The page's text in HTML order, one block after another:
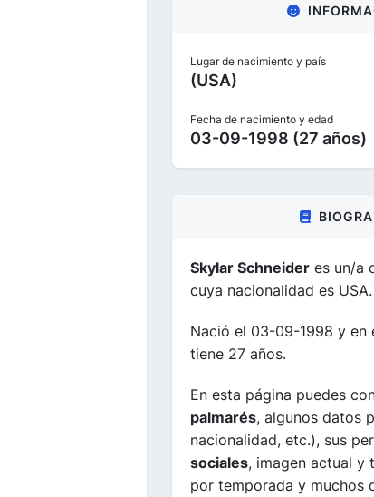
Lugar de nacimiento y país
(USA)
Fecha de nacimiento y edad
03-09-1998 (27 años)
Skylar Schneider es un/a
cuya nacionalidad es USA.
Nació el 03-09-1998 y en
tiene 27 años.
En esta página puedes
palmarés, algunos datos
nacionalidad, etc.), sus
sociales, imagen actual y
por temporada y muchos